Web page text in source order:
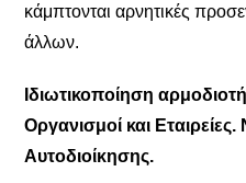
κάμπτονται αρνητικές
άλλων.
Ιδιωτικοποίηση
Οργανισμοί και
Αυτοδιοίκησης.